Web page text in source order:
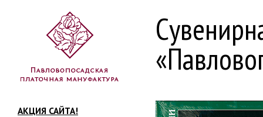
АКЦИЯ САЙТА!